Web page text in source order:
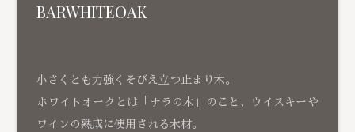
BARWHITEOAK
小さくとも力強くそびえ立つ止まり木。
ホワイトオークとは「ナラの木」のこと、ウイスキーや
ワインの熟成に使用される木材。